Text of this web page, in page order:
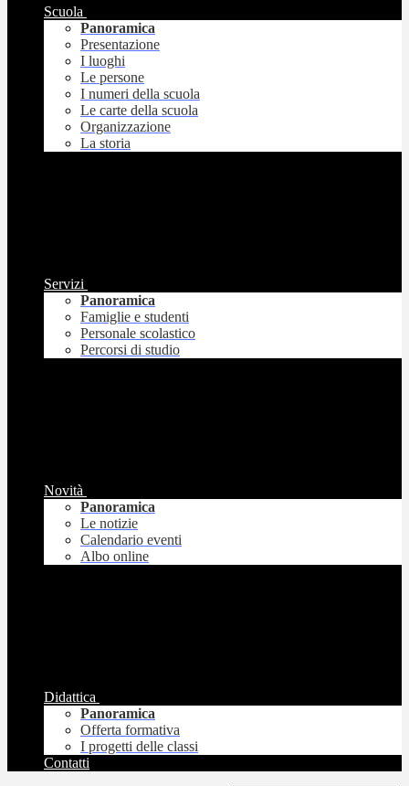
Scuola
Panoramica
Presentazione
I luoghi
Le persone
I numeri della scuola
Le carte della scuola
Organizzazione
La storia
Servizi
Panoramica
Famiglie e studenti
Personale scolastico
Percorsi di studio
Novità
Panoramica
Le notizie
Calendario eventi
Albo online
Didattica
Panoramica
Offerta formativa
I progetti delle classi
Contatti